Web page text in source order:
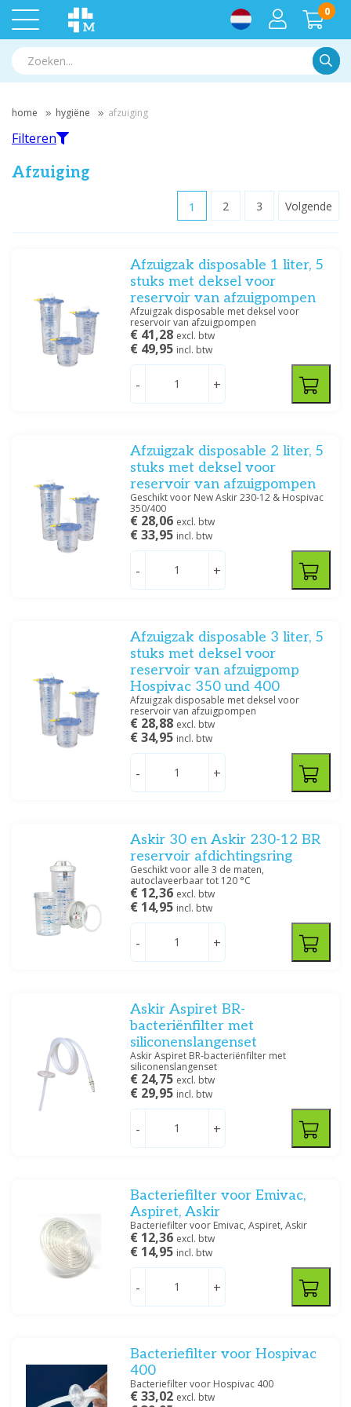
0
home hygiëne afzuiging
CA-MI (2)
DCT(12)
GIMA(2)
Medische Vakhandel(3)
Filteren
Filteren
Afzuiging
1 2 3 Volgende
Afzuigzak disposable 1 liter, 5
stuks met deksel voor
reservoir van afzuigpompen
Afzuigzak disposable met deksel voor
reservoir van afzuigpompen
€ 41,28 excl. btw
€ 49,95 incl. btw
- +
Afzuigzak disposable 2 liter, 5
stuks met deksel voor
reservoir van afzuigpompen
Geschikt voor New Askir 230-12 & Hospivac
350/400
€ 28,06 excl. btw
€ 33,95 incl. btw
- +
Afzuigzak disposable 3 liter, 5
stuks met deksel voor
reservoir van afzuigpomp
Hospivac 350 und 400
Afzuigzak disposable met deksel voor
reservoir van afzuigpompen
€ 28,88 excl. btw
€ 34,95 incl. btw
- +
Askir 30 en Askir 230-12 BR
reservoir afdichtingsring
Geschikt voor alle 3 de maten,
autoclaveerbaar tot 120 °C
€ 12,36 excl. btw
€ 14,95 incl. btw
- +
Askir Aspiret BR-
bacteriënfilter met
siliconenslangenset
Askir Aspiret BR-bacteriënfilter met
siliconenslangenset
€ 24,75 excl. btw
€ 29,95 incl. btw
- +
Bacteriefilter voor Emivac,
Aspiret, Askir
Bacteriefilter voor Emivac, Aspiret, Askir
€ 12,36 excl. btw
€ 14,95 incl. btw
- +
Bacteriefilter voor Hospivac
400
Bacteriefilter voor Hospivac 400
€ 33,02 excl. btw